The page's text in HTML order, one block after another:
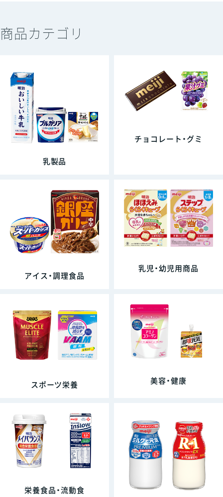
商品カテゴリ
乳製品
チョコレート・グミ
アイス・調理食品
乳児・幼児用商品
スポーツ栄養 美容・健康
栄養食品・流動食